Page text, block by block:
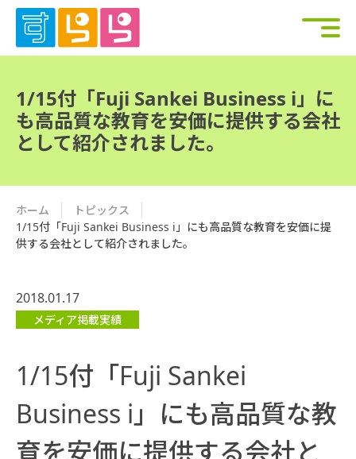
1/15付「Fuji Sankei Business i」に
も高品質な教育を安価に提供する会社
として紹介されました。
ホーム
トピックス
1/15付「Fuji Sankei Business i」にも高品質な教育を安価に提
供する会社として紹介されました。
2018.01.17
メディア掲載実績
1/15付「Fuji Sankei
Business i」にも高品質な教
育を安価に提供する会社と